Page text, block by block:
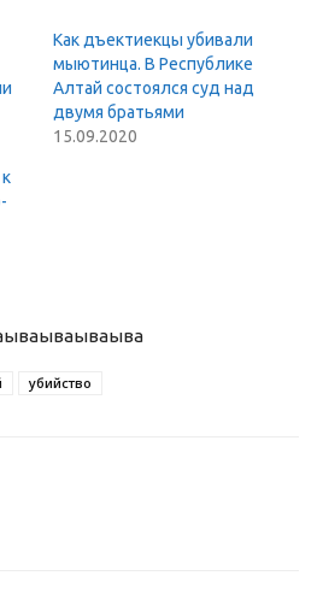
Как дъектиекцы убивали
мыютинца. В Республике
Алтай состоялся суд над
двумя братьями
15.09.2020
ываываыва
убийство